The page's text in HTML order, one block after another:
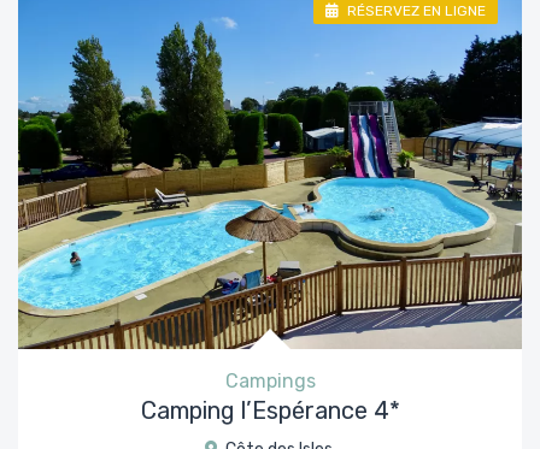
RÉSERVEZ EN LIGNE
Campings
Camping l’Espérance 4*